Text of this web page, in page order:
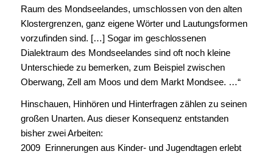
Raum des Mondseelandes, umschlossen von den alten
Klostergrenzen, ganz eigene Wörter und Lautungsformen
vorzufinden sind. […] Sogar im geschlossenen
Dialektraum des Mondseelandes sind oft noch kleine
Unterschiede zu bemerken, zum Beispiel zwischen
Oberwang, Zell am Moos und dem Markt Mondsee. …“
Hinschauen, Hinhören und Hinterfragen zählen zu seinen
großen Unarten. Aus dieser Konsequenz entstanden
bisher zwei Arbeiten:
2009 Erinnerungen aus Kinder- und Jugendtagen erlebt